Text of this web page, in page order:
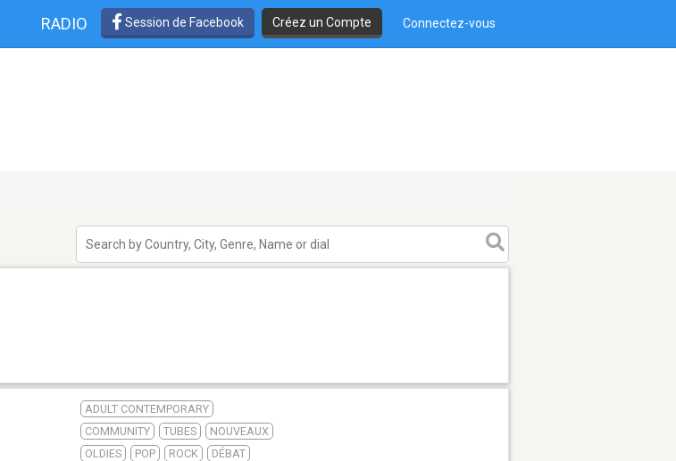
RADIO Session de Facebook Créez un Compte Connectez-vous
ADULT CONTEMPORARY
COMMUNITY
TUBES
NOUVEAUX
OLDIES
POP ROCK DÉBAT